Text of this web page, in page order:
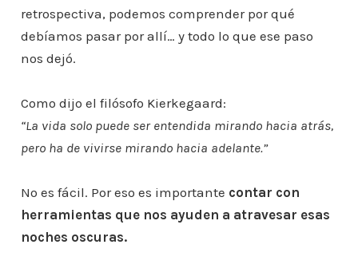
retrospectiva, podemos comprender por qué
debíamos pasar por allí… y todo lo que ese paso
nos dejó.
Como dijo el filósofo Kierkegaard:
“La vida solo puede ser entendida mirando hacia atrás,
pero ha de vivirse mirando hacia adelante.”
No es fácil. Por eso es importante contar con
herramientas que nos ayuden a atravesar esas
noches oscuras.